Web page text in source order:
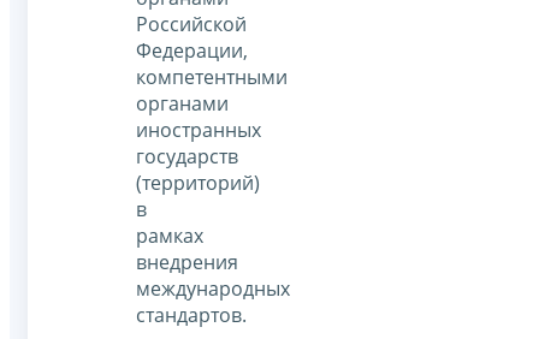
Российской
Федерации,
компетентными
органами
иностранных
государств
(территорий)
в
рамках
внедрения
международных
стандартов.